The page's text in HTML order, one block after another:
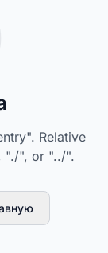
Relative
"./", or "../".